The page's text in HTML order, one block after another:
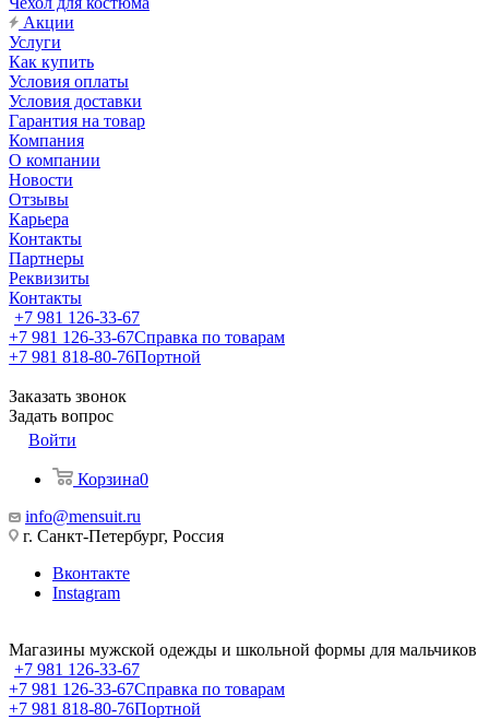
Акции
Услуги
Как купить
Условия оплаты
Условия доставки
Гарантия на товар
Компания
О компании
Новости
Отзывы
Карьера
Контакты
Партнеры
Реквизиты
Контакты
+7 981 126-33-67
+7 981 126-33-67Справка по товарам
+7 981 818-80-76Портной
Заказать звонок
Задать вопрос
Войти
Корзина0
info@mensuit.ru
г. Санкт-Петербург, Россия
Вконтакте
Instagram
Магазины мужской одежды и школьной формы для мальчиков
+7 981 126-33-67
+7 981 126-33-67Справка по товарам
+7 981 818-80-76Портной